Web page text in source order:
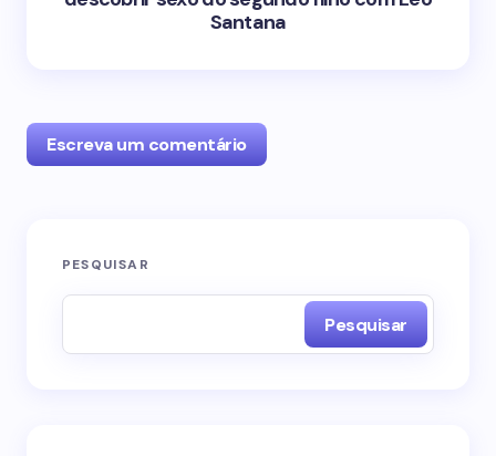
Santana
Escreva um comentário
O seu endereço de e-mail não será publicado.
PESQUISAR
Pesquisar